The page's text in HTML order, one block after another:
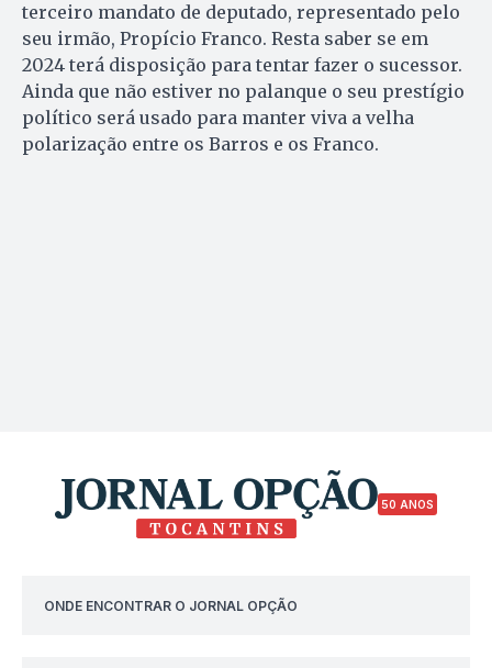
terceiro mandato de deputado, representado pelo
seu irmão, Propício Franco. Resta saber se em
2024 terá disposição para tentar fazer o sucessor.
Ainda que não estiver no palanque o seu prestígio
político será usado para manter viva a velha
polarização entre os Barros e os Franco.
50 ANOS
ONDE ENCONTRAR O JORNAL OPÇÃO